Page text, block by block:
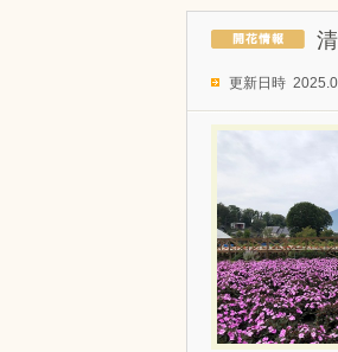
更新日時